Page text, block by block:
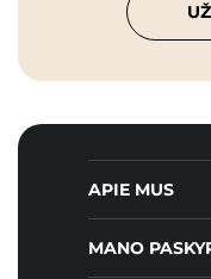
APIE MUS
MANO